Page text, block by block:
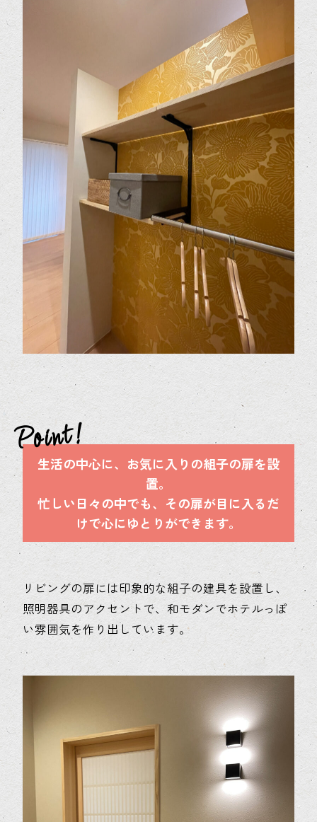
生活の中心に、お気に入りの組子の扉を設
置。
忙しい日々の中でも、その扉が目に入るだ
けで心にゆとりができます。
リビングの扉には印象的な組子の建具を設置し、
照明器具のアクセントで、和モダンでホテルっぽ
い雰囲気を作り出しています。